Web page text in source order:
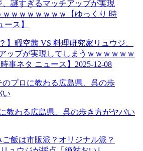
】暇空茜 VS 料理研究家リュウジ、
ップが実現してしまうｗｗｗｗｗｗ
事ネタ ニュース】 2025-12-08
教わる広島県、呉の歩き方がヤバい